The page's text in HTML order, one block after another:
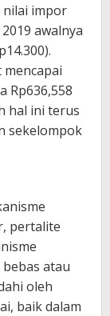
nilai impor
awalnya
Rp636,558
hal ini terus
sekelompok
pertalite
atau
oleh
baik dalam